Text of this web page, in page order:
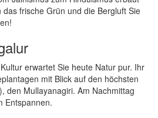
frische Grün und die Bergluft Sie
erwartet Sie heute Natur pur. Ihr
mit Blick auf den höchsten
den Mullayanagiri. Am Nachmittag
Entspannen.